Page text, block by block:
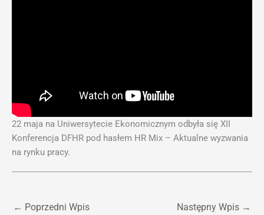
22 maja na Uniwersytecie Ekonomicznym odbyła się XII
Konferencja DFHR pod hasłem HR Mix – Aktualne wyzwania
na rynku pracy.
← Poprzedni Wpis Następny Wpis →